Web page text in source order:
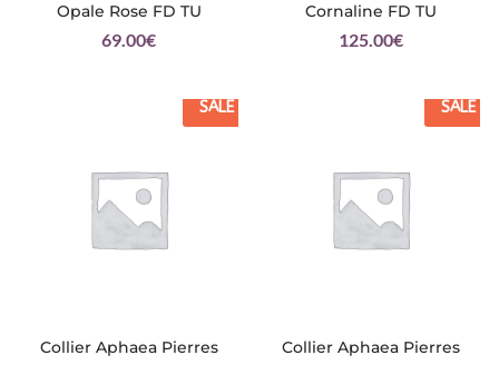
Opale Rose FD TU
69.00€
Cornaline FD TU
125.00€
SALE
Collier Aphaea Pierres
SALE
Collier Aphaea Pierres